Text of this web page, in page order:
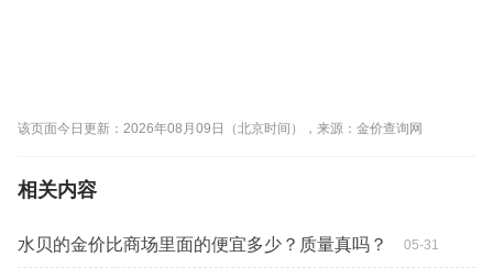
该页面今日更新：2026年08月09日（北京时间），来源：金价查询网
相关内容
水贝的金价比商场里面的便宜多少？质量真吗？ 05-31